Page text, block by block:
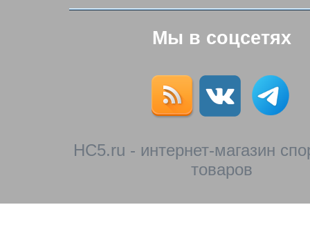
Мы в соцсетях
HC5.ru - интернет-магазин
товаров